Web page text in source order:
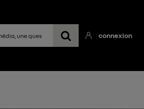
connexion